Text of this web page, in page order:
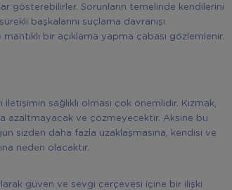
gösterebilirler. Sorunların temelinde kendilerini
başkalarını suçlama davranışı
bir açıklama yapma çabası gözlemlenir.
sağlıklı olması çok önemlidir. Kızmak,
azaltmayacak ve çözmeyecektir. Aksine bu
sizden daha fazla uzaklaşmasına, kendisi ve
neden olacaktır.
güven ve sevgi çerçevesi içine bir ilişki